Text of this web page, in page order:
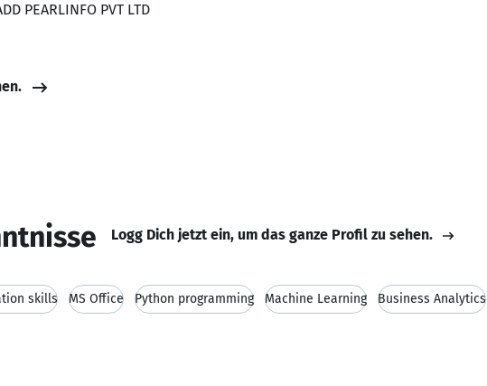
PEARLINFO PVT LTD
Logg Dich jetzt ein, um das ganze Profil zu sehen.
skills MS Office Python programming Machine Learning Business Analytics